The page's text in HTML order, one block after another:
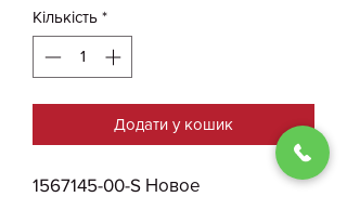
Кількість *
Додати у кошик
1567145-00-S Новое